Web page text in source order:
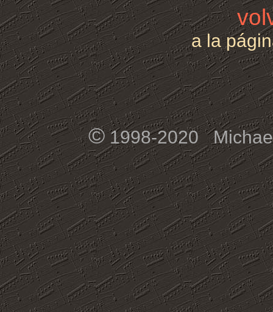
a la
© 1998-2020